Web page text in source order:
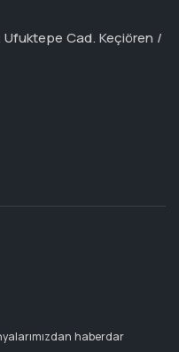
Cad. Keçiören /
haberdar